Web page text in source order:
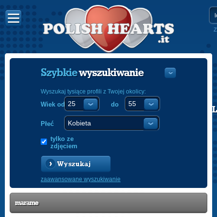
POLISH
Szybkiewyszukiwanie
Wyszukaj tysiące profili z Twojej okolicy:
Wiek od do
Płeć
tylko ze
zdjęciem
Wyszukaj
zaawansowane wyszukiwanie
marame